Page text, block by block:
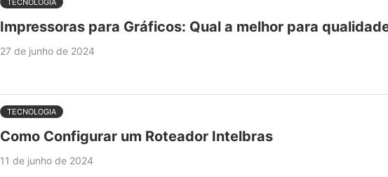
TECNOLOGIA
Impressoras para Gráficos: Qual a melhor para
27 de junho de 2024
TECNOLOGIA
Como Configurar um Roteador Intelbras
11 de junho de 2024